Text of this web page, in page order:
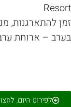
להתארגנות,
– ארוחת ערב
לפירוט היום, לחצו